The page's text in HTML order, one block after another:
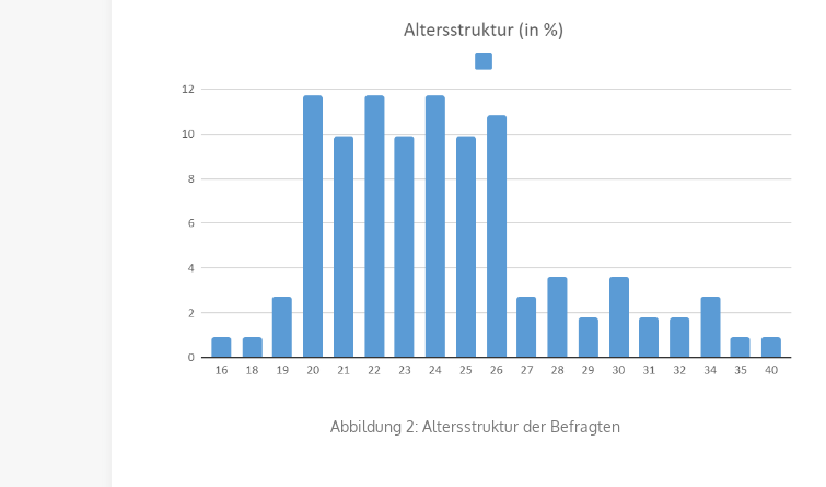
Abbildung 2: Altersstruktur der Befragten